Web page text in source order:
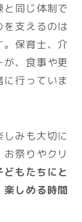
同じ体制で
支えるのは
保育士、介
、食事や更
行っていま
みも大切に
祭りやクリ
どもたちにと
楽しめる時間